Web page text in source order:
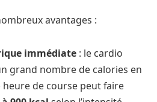
avantages :
immédiate : le cardio
grand nombre de calories en
heure de course peut faire